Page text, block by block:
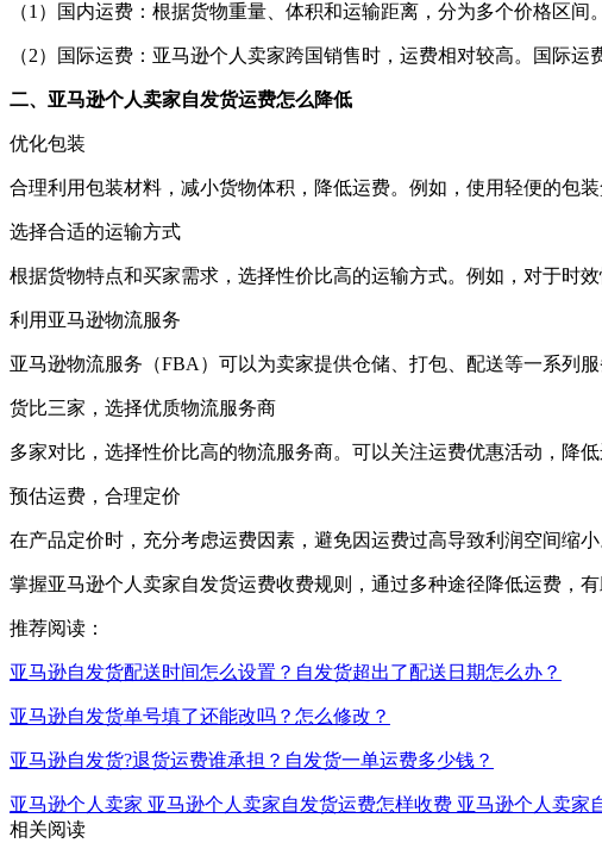
（1）国内运费：根据货物重量、体积和运输距离，分为多个价格区间
（2）国际运费：亚马逊个人卖家跨国销售时，运费相对较高。国际运
二、亚马逊个人卖家自发货运费怎么降低
优化包装
合理利用包装材料，减小货物体积，降低运费。例如，使用轻便的包
选择合适的运输方式
根据货物特点和买家需求，选择性价比高的运输方式。例如，对于时
利用亚马逊物流服务
亚马逊物流服务（FBA）可以为卖家提供仓储、打包、配送等一系列
货比三家，选择优质物流服务商
多家对比，选择性价比高的物流服务商。可以关注运费优惠活动，降低
预估运费，合理定价
在产品定价时，充分考虑运费因素，避免因运费过高导致利润空间缩小
掌握亚马逊个人卖家自发货运费收费规则，通过多种途径降低运费，
推荐阅读：
亚马逊自发货配送时间怎么设置？自发货超出了配送日期怎么办？
亚马逊自发货单号填了还能改吗？怎么修改？
亚马逊自发货?退货运费谁承担？自发货一单运费多少钱？
亚马逊个人卖家 亚马逊个人卖家自发货运费怎样收费 亚马逊个人卖家
相关阅读